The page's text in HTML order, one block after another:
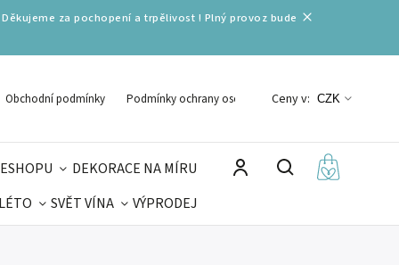
za pochopení a trpělivost ! Plný provoz bude
Obchodní podmínky Podmínky ochrany osobních údajů
Ceny v: CZK
DEKORACE NA MÍRU
SVĚT VÍNA
VÝPRODEJ